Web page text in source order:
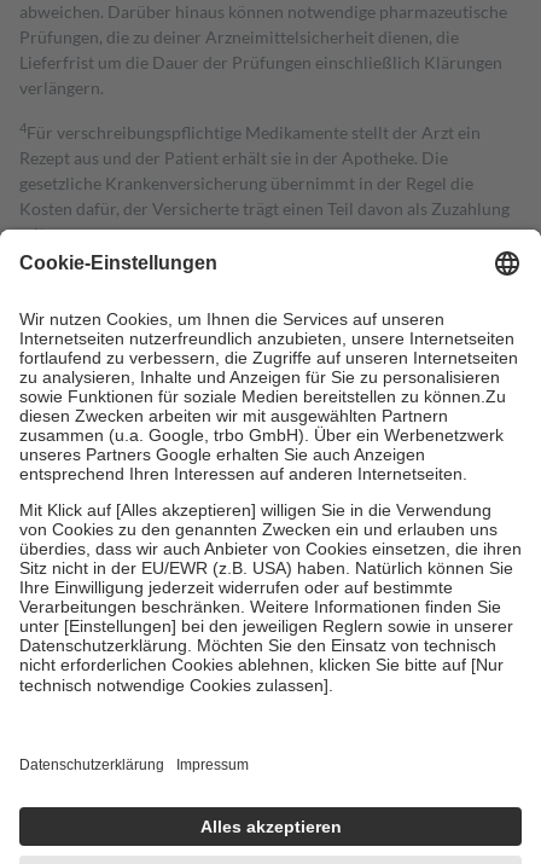
abweichen. Darüber hinaus können notwendige pharmazeutische
Prüfungen, die zu deiner Arzneimittelsicherheit dienen, die
Lieferfrist um die Dauer der Prüfungen einschließlich Klärungen
verlängern.
4Für verschreibungspflichtige Medikamente stellt der Arzt ein
Rezept aus und der Patient erhält sie in der Apotheke. Die
gesetzliche Krankenversicherung übernimmt in der Regel die
Kosten dafür, der Versicherte trägt einen Teil davon als Zuzahlung
mit.
Grundsätzlich leisten Mitglieder Zuzahlungen in Höhe von zehn
höchstens zehn Euro.
Es sind jedoch nie mehr als die tatsächlichen
Kosten der Leistung zu entrichten.
Diese Regeln gelten grundsätzlich auch für Online-Apotheken.
Bei Heilmitteln und häuslicher Krankenpflege beträgt die
Zuzahlung zehn Prozent der Kosten sowie zehn Euro je
Verordnung.
Um das Engagement der Versicherten für ihre eigene Gesundheit zu
stärken und die besondere Stellung der Familie zu unterstützen,
fallenkeine Zuzahlungenan bei:
• Kindern und Jugendlichen bis zum vollendeten 18. Lebensjahr
mit Ausnahme der Fahrkosten
• Untersuchungen zur Vorsorge und Früherkennung, die von der
GKV getragen werden
• empfohlenen Schutzimpfungen
• Harn- und Blutteststreifen
getroffen, um sicherzustellen, dass es sich um echte Bewertungen
https://help.etrusted.com/hc/de/articles/4419944605341
Einige Bilder und Inhalte wurden unter Zuhilfenahme künstlicher